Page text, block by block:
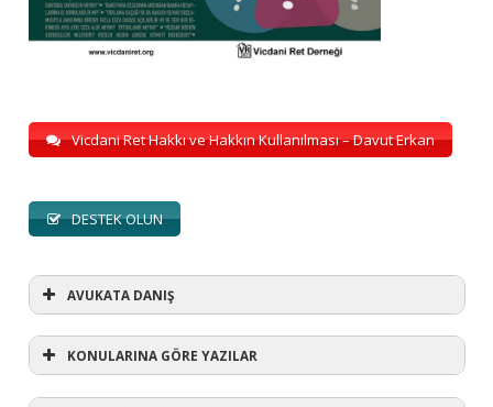
Vicdani Ret Hakkı ve Hakkın Kullanılması – Davut Erkan
DESTEK OLUN
AVUKATA DANIŞ
KONULARINA GÖRE YAZILAR